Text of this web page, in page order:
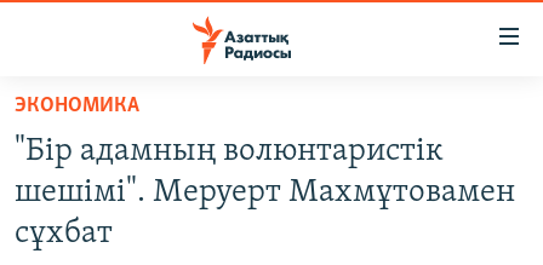
Skip
main
content
ЖАҢАЛЫҚТАР
САЯСАТ
AZATTYQTV
ЭКОНОМИКА
"Бір адамның волюнтаристік
шешімі". Меруерт Махмұтовамен
сұхбат